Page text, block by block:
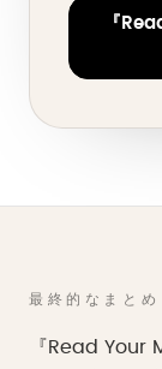
『
最終的なまとめ
『Read Your